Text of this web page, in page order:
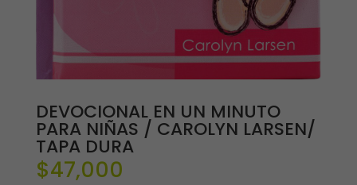
DEVOCIONAL EN UN MINUTO
PARA NIÑAS / CAROLYN LARSEN/
TAPA DURA
$47,000